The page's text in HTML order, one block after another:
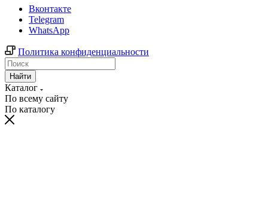
Вконтакте
Telegram
WhatsApp
Политика конфиденциальности
Найти
Каталог
По всему сайту
По каталогу